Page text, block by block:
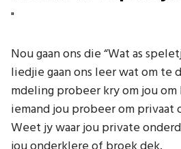
"
Nou gaan ons die “Wat as
liedjie gaan ons leer wat om te
mdeling probeer kry om jou om
iemand jou probeer om privaat
Weet jy waar jou private